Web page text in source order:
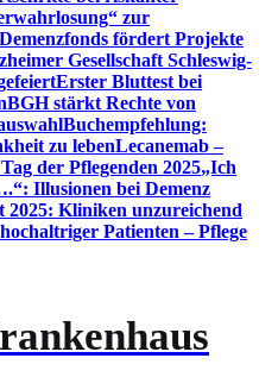
zur
fördert Projekte
Gesellschaft Schleswig-
Erster Bluttest bei
BGH stärkt Rechte von
Buchempfehlung:
zu lebenLecanemab –
der Pflegenden 2025„Ich
Illusionen bei Demenz
2025: Kliniken unzureichend
Patienten – Pflege